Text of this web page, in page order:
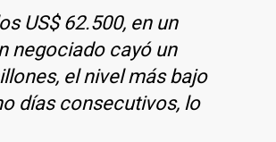
US$ 62.500, en un
negociado cayó un
el nivel más bajo
días consecutivos, lo